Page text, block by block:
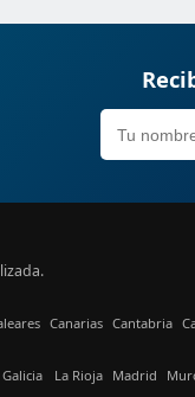
Canarias Cantabria
Galicia La Rioja Madrid